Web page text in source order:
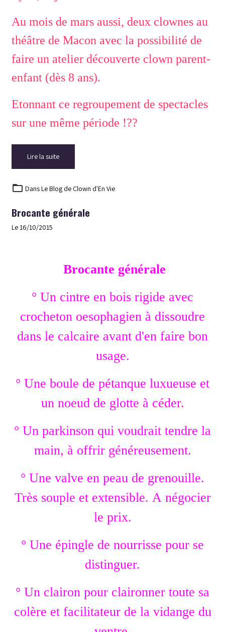
Au mois de mars aussi, deux clownes au
théâtre de Macon avec la possibilité de
faire un atelier découverte clown parent-
enfant (dès 8 ans).
Etonnant ce regroupement de spectacles
sur une même période !??
Lire la suite
DansLe Blog de Clown d'En Vie
Brocante générale
Le 16/10/2015
Brocante générale
° Un cintre en bois rigide avec
crocheton oesophagien à dissoudre
dans le calcaire avant d'en faire bon
usage.
° Une boule de pétanque luxueuse et
un noeud de glotte à céder.
° Un parkinson qui voudrait tendre la
main, à offrir généreusement.
° Une valve en peau de grenouille.
Très souple et extensible. A négocier
le prix.
° Une épingle de nourrisse pour se
distinguer.
° Un clairon pour claironner toute sa
colère et facilitateur de la vidange du